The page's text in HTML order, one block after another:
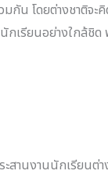
กัน โดยต่างชาติจ
นักเรียนอย่างใกล้
นงานนักเรียนต่